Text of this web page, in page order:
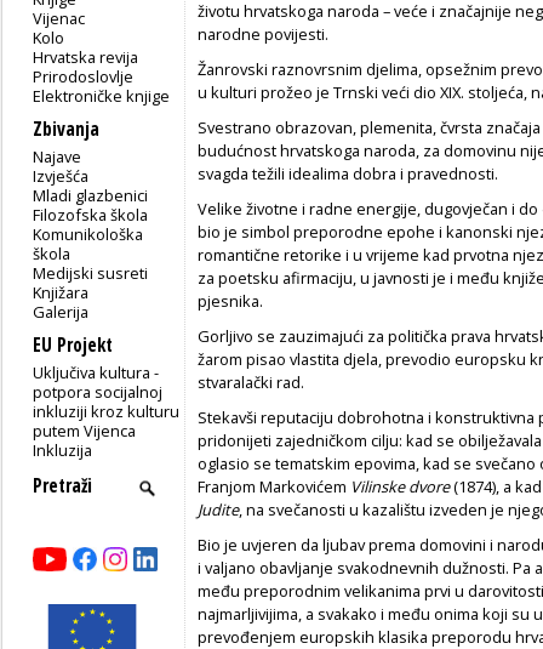
Vijenac
Kolo
Hrvatska revija
Prirodoslovlje
Elektroničke knjige
Zbivanja
Najave
Izvješća
Mladi glazbenici
Filozofska škola
Komunikološka
škola
Medijski susreti
Knjižara
Galerija
EU Projekt
Uključiva kultura -
potpora socijalnoj
inkluziji kroz kulturu
putem Vijenca
Inkluzija
životu hrvatskoga naroda – veće i značajnije
narodne povijesti.
Žanrovski raznovrsnim djelima, opsežnim
u kulturi prožeo je Trnski veći dio XIX. stoljeća,
Svestrano obrazovan, plemenita, čvrsta
budućnost hrvatskoga naroda, za domovinu
svagda težili idealima dobra i pravednosti.
Velike životne i radne energije, dugovječan i
bio je simbol preporodne epohe i kanonski
romantične retorike i u vrijeme kad prvotna
za poetsku afirmaciju, u javnosti je i među
pjesnika.
Gorljivo se zauzimajući za politička prava
žarom pisao vlastita djela, prevodio europsku
stvaralački rad.
Stekavši reputaciju dobrohotna i konstruktivna
pridonijeti zajedničkom cilju: kad se
oglasio se tematskim epovima, kad se
Franjom Markovićem Vilinske dvore(1874), a
Judite, na svečanosti u kazalištu izveden je
Bio je uvjeren da ljubav prema domovini i
i valjano obavljanje svakodnevnih dužnosti. Pa
među preporodnim velikanima prvi u
najmarljivijima, a svakako i među onima koji su
prevođenjem europskih klasika preporodu